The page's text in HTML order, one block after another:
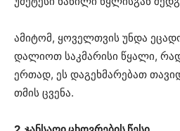
ამიტომ, ყოველთვის უნდა
დალიოთ საკმარისი წყალი,
ერთად, ეს დაგეხმარებათ
თმის ცვენა.